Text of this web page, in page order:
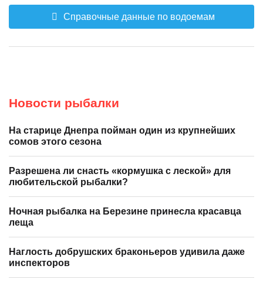
Справочные данные по водоемам
Новости рыбалки
На старице Днепра пойман один из крупнейших
сомов этого сезона
Разрешена ли снасть «кормушка с леской» для
любительской рыбалки?
Ночная рыбалка на Березине принесла красавца
леща
Наглость добрушских браконьеров удивила даже
инспекторов